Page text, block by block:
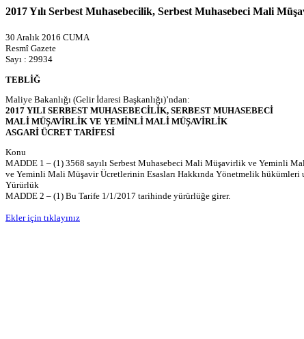
2017 Yılı Serbest Muhasebecilik, Serbest Muhasebeci Mali
30 Aralık 2016 CUMA
Resmî Gazete
Sayı : 29934
TEBLİĞ
Maliye Bakanlığı (Gelir İdaresi Başkanlığı)’ndan:
2017 YILI SERBEST MUHASEBECİLİK, SERBEST MUHASEBECİ
MALİ MÜŞAVİRLİK VE YEMİNLİ MALİ MÜŞAVİRLİK
ASGARİ ÜCRET TARİFESİ
Konu
MADDE 1 – (1) 3568 sayılı Serbest Muhasebeci Mali Müşavirlik ve Yeminli
ve Yeminli Mali Müşavir Ücretlerinin Esasları Hakkında Yönetmelik hükümleri
Yürürlük
MADDE 2 – (1) Bu Tarife 1/1/2017 tarihinde yürürlüğe girer.
Ekler için tıklayınız